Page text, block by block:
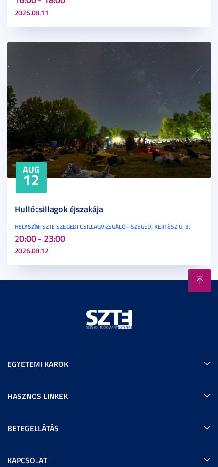
2026.08.11
AUG
12
20:00 - 23:00
2026.08.12
HELYSZÍN:SZTE SZEGEDI CSILLAGVIZSGÁLÓ - SZEGED, KERTÉSZ U. 3.
Hullócsillagok éjszakája
EGYETEMI KAROK
HASZNOS LINKEK
BETEGELLÁTÁS
KAPCSOLAT